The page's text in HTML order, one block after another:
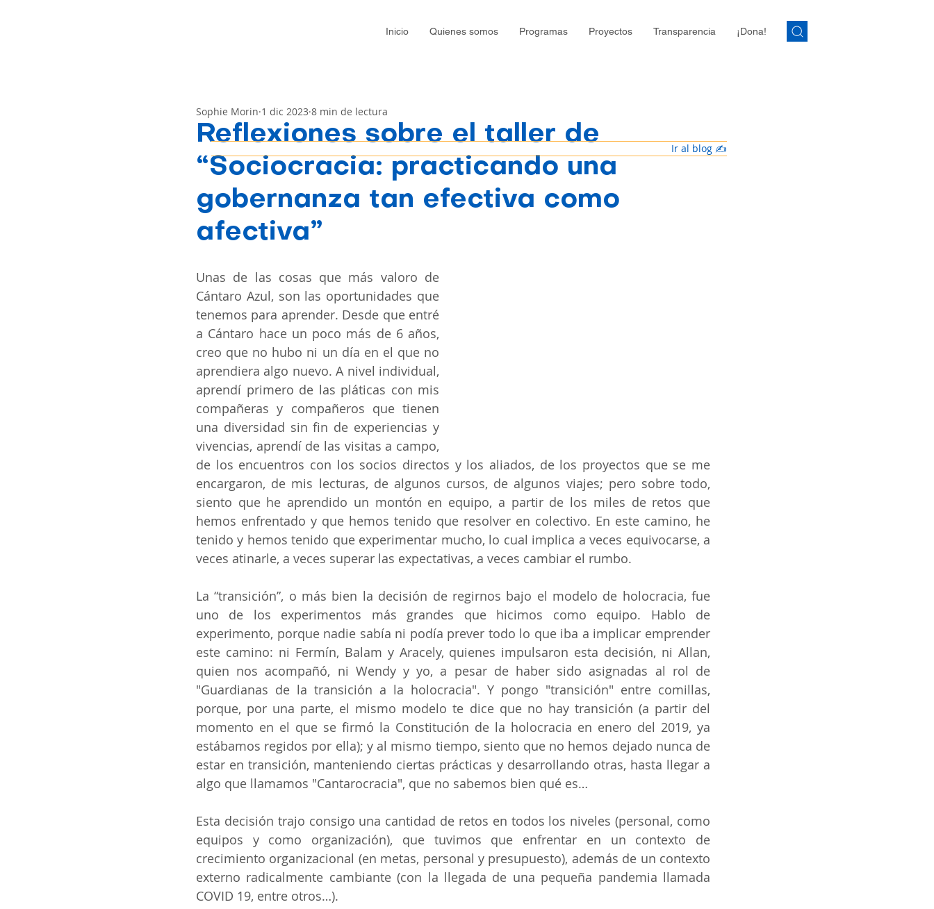
Inicio Quienes somos Programas Proyectos Transparencia ¡Dona!
Reflexiones sobre el taller de
“Sociocracia: practicando una
gobernanza tan efectiva como
afectiva”
Sophie Morin 1 dic 2023 8 min de lectura
Unas de las cosas que más valoro de
Cántaro Azul, son las oportunidades que
tenemos para aprender. Desde que entré
a Cántaro hace un poco más de 6 años,
creo que no hubo ni un día en el que no
aprendiera algo nuevo. A nivel individual,
aprendí primero de las pláticas con mis
compañeras y compañeros que tienen
una diversidad sin fin de experiencias y
vivencias, aprendí de las visitas a campo,
de los encuentros con los socios directos y los aliados, de los proyectos que se me
encargaron, de mis lecturas, de algunos cursos, de algunos viajes; pero sobre todo,
siento que he aprendido un montón en equipo, a partir de los miles de retos que
hemos enfrentado y que hemos tenido que resolver en colectivo. En este camino, he
tenido y hemos tenido que experimentar mucho, lo cual implica a veces equivocarse, a
veces atinarle, a veces superar las expectativas, a veces cambiar el rumbo.
La “transición”, o más bien la decisión de regirnos bajo el modelo de holocracia, fue
uno de los experimentos más grandes que hicimos como equipo. Hablo de
experimento, porque nadie sabía ni podía prever todo lo que iba a implicar emprender
este camino: ni Fermín, Balam y Aracely, quienes impulsaron esta decisión, ni Allan,
quien nos acompañó, ni Wendy y yo, a pesar de haber sido asignadas al rol de
"Guardianas de la transición a la holocracia". Y pongo "transición" entre comillas,
porque, por una parte, el mismo modelo te dice que no hay transición (a partir del
momento en el que se firmó la Constitución de la holocracia en enero del 2019, ya
estábamos regidos por ella); y al mismo tiempo, siento que no hemos dejado nunca de
estar en transición, manteniendo ciertas prácticas y desarrollando otras, hasta llegar a
algo que llamamos "Cantarocracia", que no sabemos bien qué es…
Esta decisión trajo consigo una cantidad de retos en todos los niveles (personal, como
equipos y como organización), que tuvimos que enfrentar en un contexto de
crecimiento organizacional (en metas, personal y presupuesto), además de un contexto
externo radicalmente cambiante (con la llegada de una pequeña pandemia llamada
COVID 19, entre otros…).
Ir al blog ✍